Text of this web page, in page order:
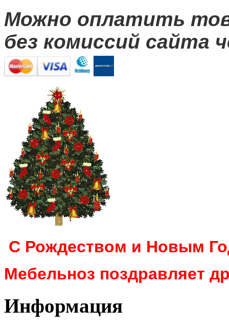
Можно оплатить
без комиссий сайта
С Рождеством и Новым
Мебельноз поздравляет
Информация